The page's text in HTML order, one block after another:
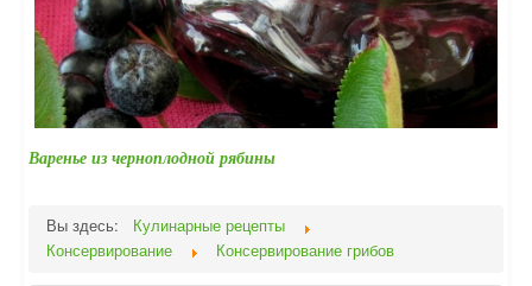
Варенье из черноплодной рябины
Вы здесь:
Кулинарные рецепты
Консервирование
Консервирование грибов